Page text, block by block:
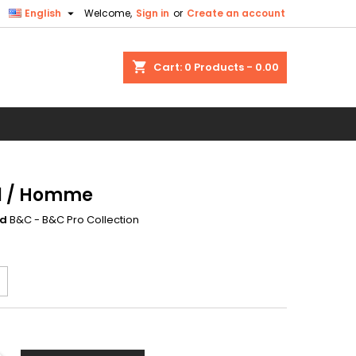
Welcome, Sign in or Create an account
English 
shopping_cart Cart: 0 Products - 0.00
/ Homme
B&C - B&C Pro Collection